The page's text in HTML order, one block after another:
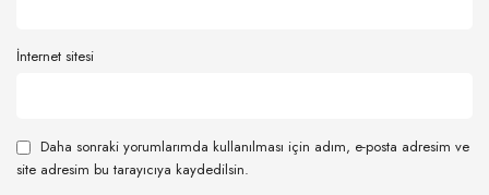
İnternet sitesi
Daha sonraki yorumlarımda kullanılması için adım, e-posta adresim ve
site adresim bu tarayıcıya kaydedilsin.